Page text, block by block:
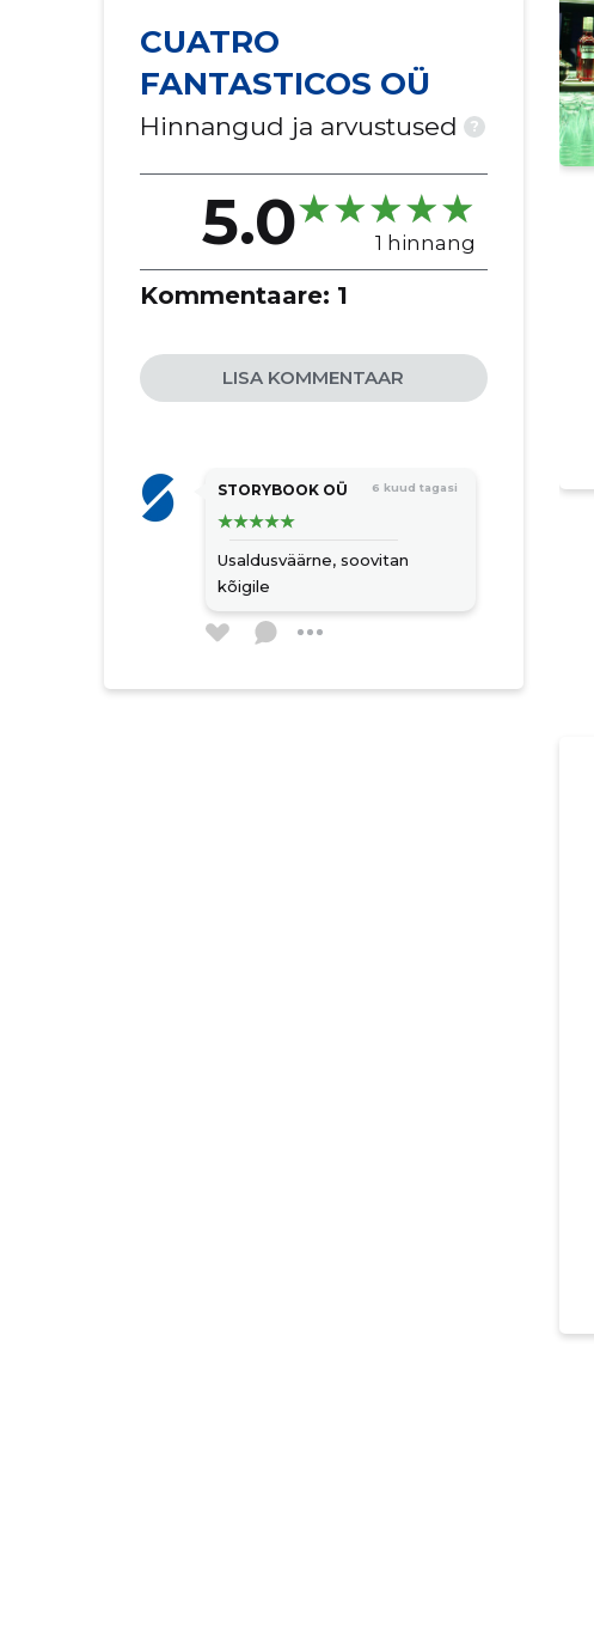
CUATRO
FANTASTICOS OÜ
Hinnangud ja arvustused ?
5.0 1 hinnang
Kommentaare: 1
LISA KOMMENTAAR
STORYBOOK OÜ 6 kuud tagasi
Usaldusväärne, soovitan
kõigile